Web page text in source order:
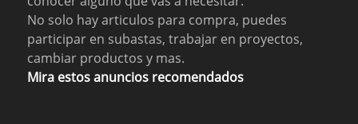
No solo hay articulos para compra, puedes
participar en subastas, trabajar en proyectos,
cambiar productos y mas.
Mira estos anuncios recomendados